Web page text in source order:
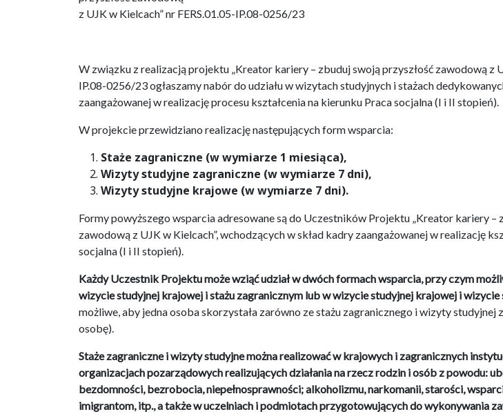
z UJK w Kielcach” nr FERS.01.05-IP.08-0256/23
W związku z realizacją projektu „Kreator kariery – zbuduj swoją przyszłość zawodową z
IP.08-0256/23 ogłaszamy nabór do udziału w wizytach studyjnych i stażach
zaangażowanej w realizację procesu kształcenia na kierunku Praca socjalna (I i II stopień).
W projekcie przewidziano realizację następujących form wsparcia:
Staże zagraniczne (w wymiarze 1 miesiąca),
Wizyty studyjne zagraniczne (w wymiarze 7 dni),
Wizyty studyjne krajowe (w wymiarze 7 dni).
Formy powyższego wsparcia adresowane są do Uczestników Projektu „Kreator kariery –
zawodową z UJK w Kielcach”, wchodzących w skład kadry zaangażowanej w realizację
socjalna (I i II stopień).
Każdy Uczestnik Projektu może wziąć udział w dwóch formach wsparcia, przy czym
wizycie studyjnej krajowej i stażu zagranicznym lub w wizycie studyjnej krajowej i
możliwe, aby jedna osoba skorzystała zarówno ze stażu zagranicznego i wizyty studyjnej
osobę).
Staże zagraniczne i wizyty studyjne można realizować w krajowych i zagranicznych
organizacjach pozarządowych realizujących działania na rzecz rodzin i osób z powodu:
bezdomności, bezrobocia, niepełnosprawności; alkoholizmu, narkomanii, starości,
imigrantom, itp., a także w uczelniach i podmiotach przygotowujących do wykonywania